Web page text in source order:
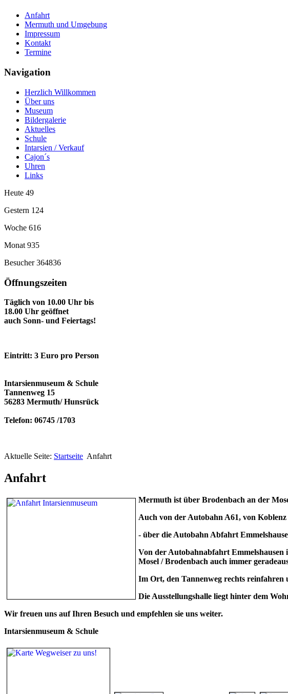
Anfahrt
Mermuth und Umgebung
Impressum
Kontakt
Termine
Navigation
Herzlich Willkommen
Über uns
Museum
Bildergalerie
Aktuelles
Schule
Intarsien / Verkauf
Cajon´s
Uhren
Links
Heute 49
Gestern 124
Woche 616
Monat 935
Besucher364836
Öffnungszeiten
Täglich von 10.00 Uhr bis
18.00 Uhr geöffnet
auch Sonn- und Feiertags!
Eintritt: 3 Euro pro Person
Intarsienmuseum & Schule
Tannenweg 15
56283 Mermuth/ Hunsrück
Telefon: 06745 /1703
Aktuelle Seite: Startseite Anfahrt
Anfahrt
Mermuth ist über Brodenbach an der
Auch von der Autobahn A61, von
- über die Autobahn Abfahrt
Von der Autobahnabfahrt Emmelshausen
Mosel / Brodenbach auch immer
Im Ort, den Tannenweg rechts reinfahren
Die Ausstellungshalle liegt hinter dem
Wir freuen uns auf Ihren Besuch und empfehlen sie uns weiter.
Intarsienmuseum & Schule